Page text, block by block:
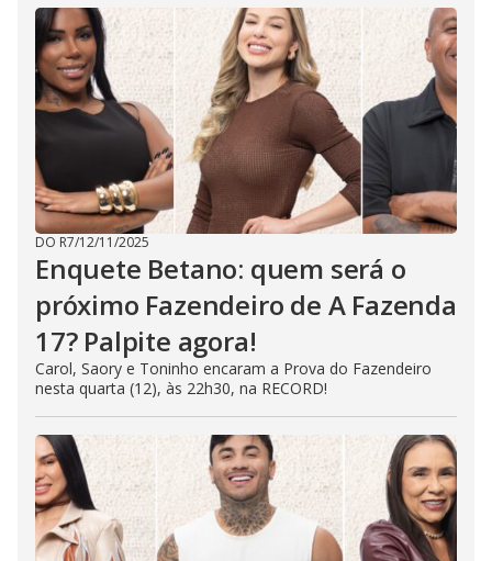
DO R7/12/11/2025
Enquete Betano: quem será o
próximo Fazendeiro de A Fazenda
17? Palpite agora!
Carol, Saory e Toninho encaram a Prova do Fazendeiro
nesta quarta (12), às 22h30, na RECORD!